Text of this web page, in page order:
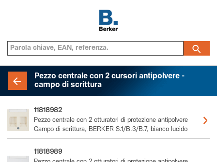
Pezzo centrale con 2 cursori antipolvere -
campo di scrittura
11818982
Pezzo centrale con 2 otturatori di protezione antipolvere
Campo di scrittura, BERKER S.1/B.3/B.7, bianco lucido
11818989